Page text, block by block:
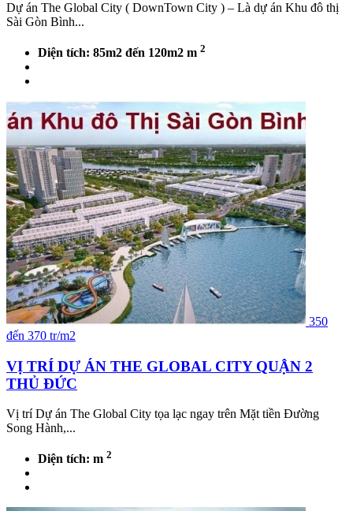
Dự án The Global City ( DownTown City ) – Là dự án Khu đô thị
Sài Gòn Bình...
Diện tích: 85m2 đến 120m2 m 2
350
đến 370 tr/m2
VỊ TRÍ DỰ ÁN THE GLOBAL CITY QUẬN 2
THỦ ĐỨC
Vị trí Dự án The Global City tọa lạc ngay trên Mặt tiền Đường
Song Hành,...
Diện tích: m 2